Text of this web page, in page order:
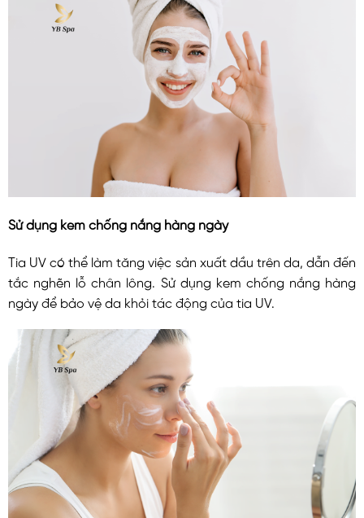
Sử dụng kem chống nắng hàng ngày
Tia UV có thể làm tăng việc sản xuất dầu trên da, dẫn đến
tắc nghẽn lỗ chân lông. Sử dụng kem chống nắng hàng
ngày để bảo vệ da khỏi tác động của tia UV.